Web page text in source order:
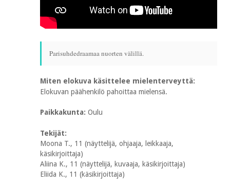
Parisuhdedraamaa nuorten välillä.
Miten elokuva käsittelee mielenterveyttä:
Elokuvan päähenkilö pahoittaa mielensä.
Paikkakunta: Oulu
Tekijät:
Moona T., 11 (näyttelijä, ohjaaja, leikkaaja,
käsikirjoittaja)
Aliina K., 11 (näyttelijä, kuvaaja, käsikirjoittaja)
Eliida K., 11 (käsikirjoittaja)